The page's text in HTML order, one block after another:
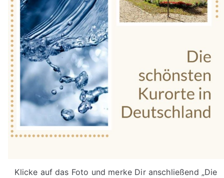
Klicke auf das Foto und merke Dir anschließend „Die